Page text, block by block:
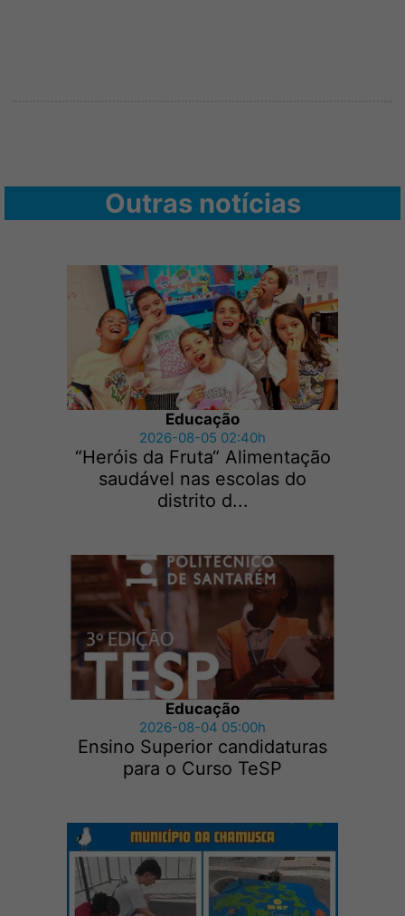
Outras notícias
Educação
2026-08-05 02:40h
“Heróis da Fruta“ Alimentação
saudável nas escolas do
distrito d...
Educação
2026-08-04 05:00h
Ensino Superior candidaturas
para o Curso TeSP